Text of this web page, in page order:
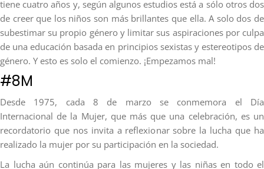
tiene cuatro años y, según algunos estudios está a sólo otros dos
de creer que los niños son más brillantes que ella. A solo dos de
subestimar su propio género y limitar sus aspiraciones por culpa
de una educación basada en principios sexistas y estereotipos de
género. Y esto es solo el comienzo. ¡Empezamos mal!
#8M
Desde 1975, cada 8 de marzo se conmemora el Día
Internacional de la Mujer, que más que una celebración, es un
recordatorio que nos invita a reflexionar sobre la lucha que ha
realizado la mujer por su participación en la sociedad.
La lucha aún continúa para las mujeres y las niñas en todo el